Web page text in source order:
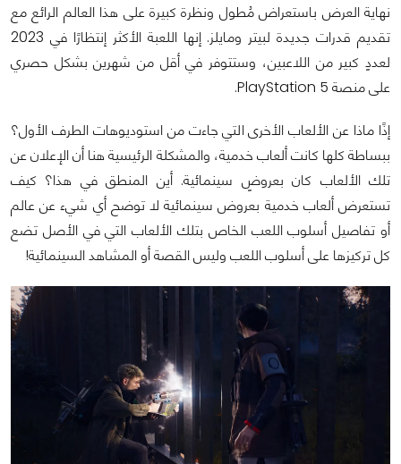
نهاية العرض باستعراض مُطول ونظرة كبيرة على هذا العالم الرائع مع
تقديم قدرات جديدة لبيتر ومايلز. إنها اللعبة الأكثر إنتظارًا في 2023
لعددٍ كبير من اللاعبين، وستتوفر في أقل من شهرين بشكل حصري
على منصة PlayStation 5.
إذًا ماذا عن الألعاب الأخرى التي جاءت من استوديوهات الطرف الأول؟
ببساطة كلها كانت ألعاب خدمية، والمشكلة الرئيسية هنا أن الإعلان عن
تلك الألعاب كان بعروضٍ سينمائية. أين المنطق في هذا؟ كيف
تستعرض ألعاب خدمية بعروض سينمائية لا توضح أي شيء عن عالم
أو تفاصيل أسلوب اللعب الخاص بتلك الألعاب التي في الأصل تضع
كل تركيزها على أسلوب اللعب وليس القصة أو المشاهد السينمائية!